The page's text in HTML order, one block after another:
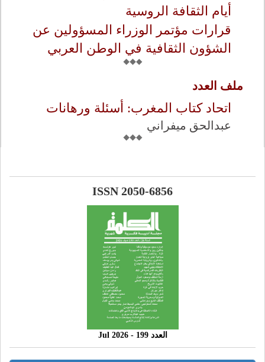
أيام الثقافة الروسية
قرارات مؤتمر الوزراء المسؤولين عن
الشؤون الثقافية في الوطن العربي
ملف العدد
اتحاد كتاب المغرب: أسئلة ورهانات
عبدالحق ميفراني
ISSN 2050-6856
العدد 199 - 2026 Jul